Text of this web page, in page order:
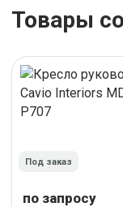
Товары
Под заказ
по запросу